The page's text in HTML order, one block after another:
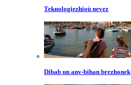
Teknologiezhioù nevez
Dibab un anv-bihan brezhonek